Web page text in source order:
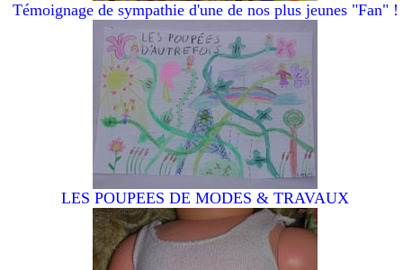
Témoignage de sympathie d'une de nos plus jeunes "Fan" !
LES POUPEES DE MODES & TRAVAUX